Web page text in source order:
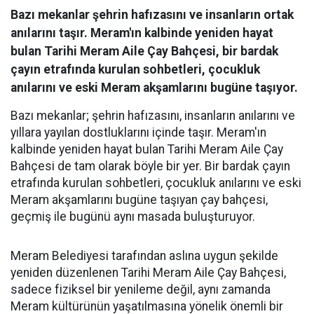
Bazı mekanlar şehrin hafızasını ve insanların ortak
anılarını taşır. Meram'ın kalbinde yeniden hayat
bulan Tarihi Meram Aile Çay Bahçesi, bir bardak
çayın etrafında kurulan sohbetleri, çocukluk
anılarını ve eski Meram akşamlarını bugüne taşıyor.
Bazı mekanlar; şehrin hafızasını, insanların anılarını ve
yıllara yayılan dostluklarını içinde taşır. Meram'ın
kalbinde yeniden hayat bulan Tarihi Meram Aile Çay
Bahçesi de tam olarak böyle bir yer. Bir bardak çayın
etrafında kurulan sohbetleri, çocukluk anılarını ve eski
Meram akşamlarını bugüne taşıyan çay bahçesi,
geçmiş ile bugünü aynı masada buluşturuyor.
Meram Belediyesi tarafından aslına uygun şekilde
yeniden düzenlenen Tarihi Meram Aile Çay Bahçesi,
sadece fiziksel bir yenileme değil, aynı zamanda
Meram kültürünün yaşatılmasına yönelik önemli bir